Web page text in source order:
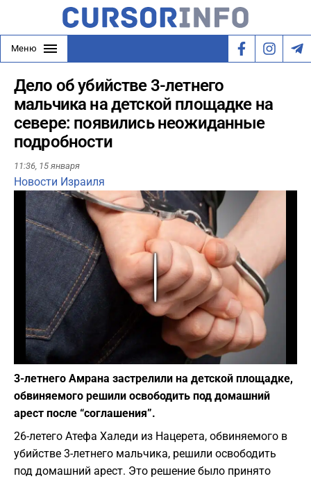
Меню
Дело об убийстве 3-летнего
мальчика на детской площадке на
севере: появились неожиданные
подробности
11:36, 15 января
Новости Израиля
Play
Фото: depositphotos.com
3-летнего Амрана застрелили на детской площадке,
обвиняемого решили освободить под домашний
арест после “соглашения”.
26-летего Атефа Халеди из Нацерета, обвиняемого в
убийстве 3-летнего мальчика, решили освободить
под домашний арест. Это решение было принято